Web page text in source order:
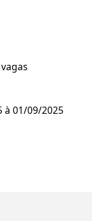
à 01/09/2025